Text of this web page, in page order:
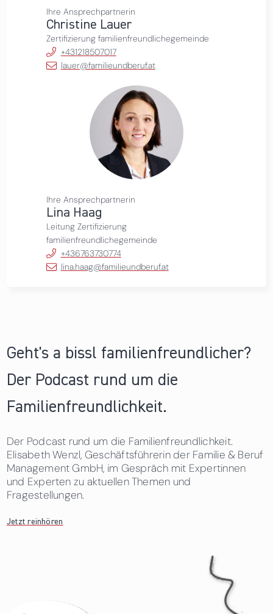
Ihre Ansprechpartnerin
Christine Lauer
Zertifizierung familienfreundlichegemeinde
+431218507017
lauer@familieundberuf.at
Ihre Ansprechpartnerin
Lina Haag
Leitung Zertifizierung
familienfreundlichegemeinde
+436763730774
lina.haag@familieundberuf.at
Geht's a bissl familienfreundlicher?
Der Podcast rund um die
Familienfreundlichkeit.
Der Podcast rund um die Familienfreundlichkeit.
Elisabeth Wenzl, Geschäftsführerin der Familie & Beruf
Management GmbH, im Gespräch mit Expertinnen
und Experten zu aktuellen Themen und
Fragestellungen.
Jetzt reinhören